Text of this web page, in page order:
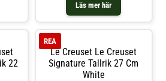
Läs mer här
22
Le Creuset Le Creuset
Signature Tallrik 27 Cm
White
REA